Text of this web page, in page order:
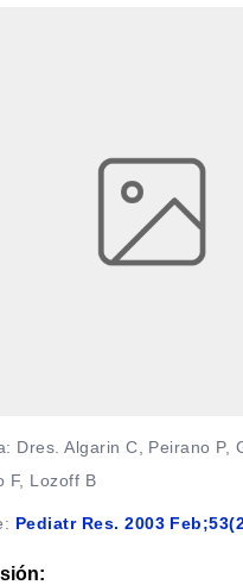
Dres. Algarin C, Peirano P,
F, Lozoff B
: Pediatr Res. 2003